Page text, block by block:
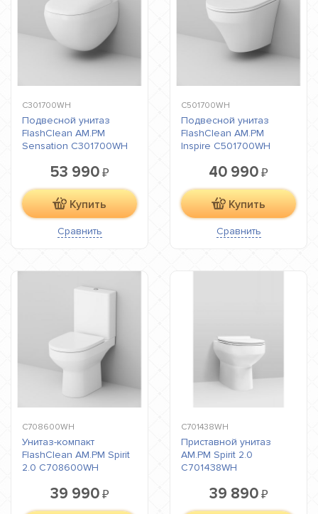
C301700WH
Подвесной унитаз
FlashClean AM.PM
Sensation C301700WH
53 990₽
Купить
Сравнить
C501700WH
Подвесной унитаз
FlashClean AM.PM
Inspire C501700WH
40 990 ₽
Купить
Сравнить
C708600WH
Унитаз-компакт
FlashClean AM.PM Spirit
2.0 C708600WH
39 990₽
C701438WH
Приставной унитаз
AM.PM Spirit 2.0
C701438WH
39 890₽